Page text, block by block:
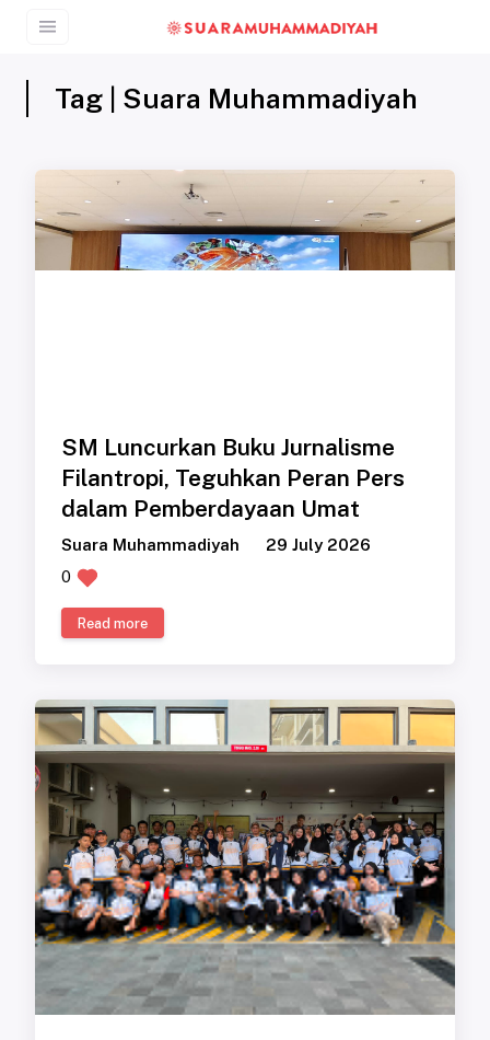
Tag | Suara Muhammadiyah
SM Luncurkan Buku Jurnalisme
Filantropi, Teguhkan Peran Pers
dalam Pemberdayaan Umat
Suara Muhammadiyah
29 July 2026
0
Read more